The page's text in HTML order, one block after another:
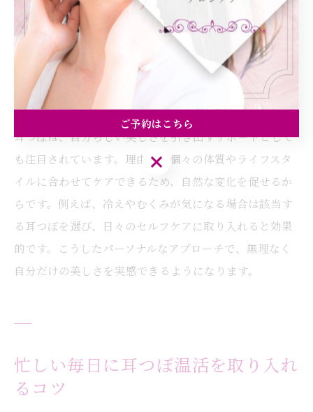
ることが推奨されます。また、同じ悩みを持つ仲間と成
果を共有するのも有効です。こうした工夫により、楽し
く前向きに美と健康を目指すことができます。
自分らしい美しさを耳つぼで引き出す方法
耳つぼは、自分らしい美しさを引き出すサポートとして
も注目されています。理由は、個々の体質やライフスタ
イルに合わせてケアできるため、自然な変化を促せるか
らです。例えば、冷えやむくみが気になる場合は該当す
る耳つぼを選び、日々のセルフケアに取り入れると効果
的です。こうしたパーソナルなアプローチで、無理なく
自分だけの美しさを実感できるようになります。
忙しい毎日に耳つぼ温活を取り入れ
るコツ
ご予約はこちら
ご予約はこちら